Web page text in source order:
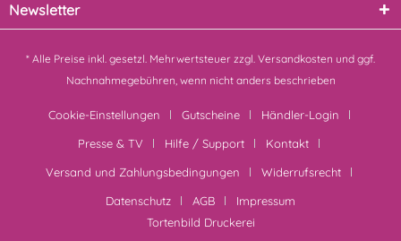
Newsletter
* Alle Preise inkl. gesetzl. Mehrwertsteuer zzgl. Versandkosten und ggf.
Nachnahmegebühren, wenn nicht anders beschrieben
Cookie-Einstellungen Gutscheine
Händler-Login
Presse & TV
Hilfe / Support
Kontakt
Versand und Zahlungsbedingungen
Widerrufsrecht
Datenschutz
AGB
Impressum
Tortenbild Druckerei